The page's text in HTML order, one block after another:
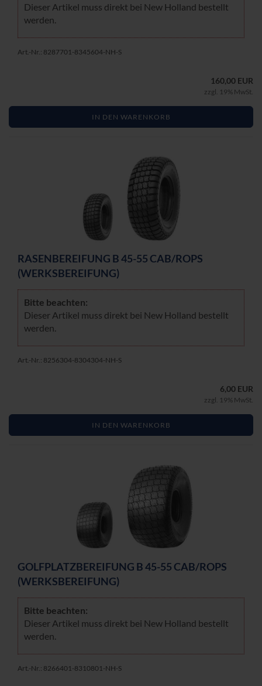
Die­ser Ar­ti­kel muss di­rekt bei New Hol­land be­stellt
wer­den.
Art.-Nr.: 8287701-8345604-NH-S
160,00 EUR
zzgl. 19% MwSt.
IN DEN WARENKORB
RA­SEN­BE­REI­FUNG B 45-55 CAB/ROPS
(WERKS­BE­REI­FUNG)
Bitte be­ach­ten:
Die­ser Ar­ti­kel muss di­rekt bei New Hol­land be­stellt
wer­den.
Art.-Nr.: 8256304-8304304-NH-S
6,00 EUR
zzgl. 19% MwSt.
IN DEN WARENKORB
GOLF­PLATZ­BE­REI­FUNG B 45-55 CAB/ROPS
(WERKS­BE­REI­FUNG)
Bitte be­ach­ten:
Die­ser Ar­ti­kel muss di­rekt bei New Hol­land be­stellt
wer­den.
Art.-Nr.: 8266401-8310801-NH-S